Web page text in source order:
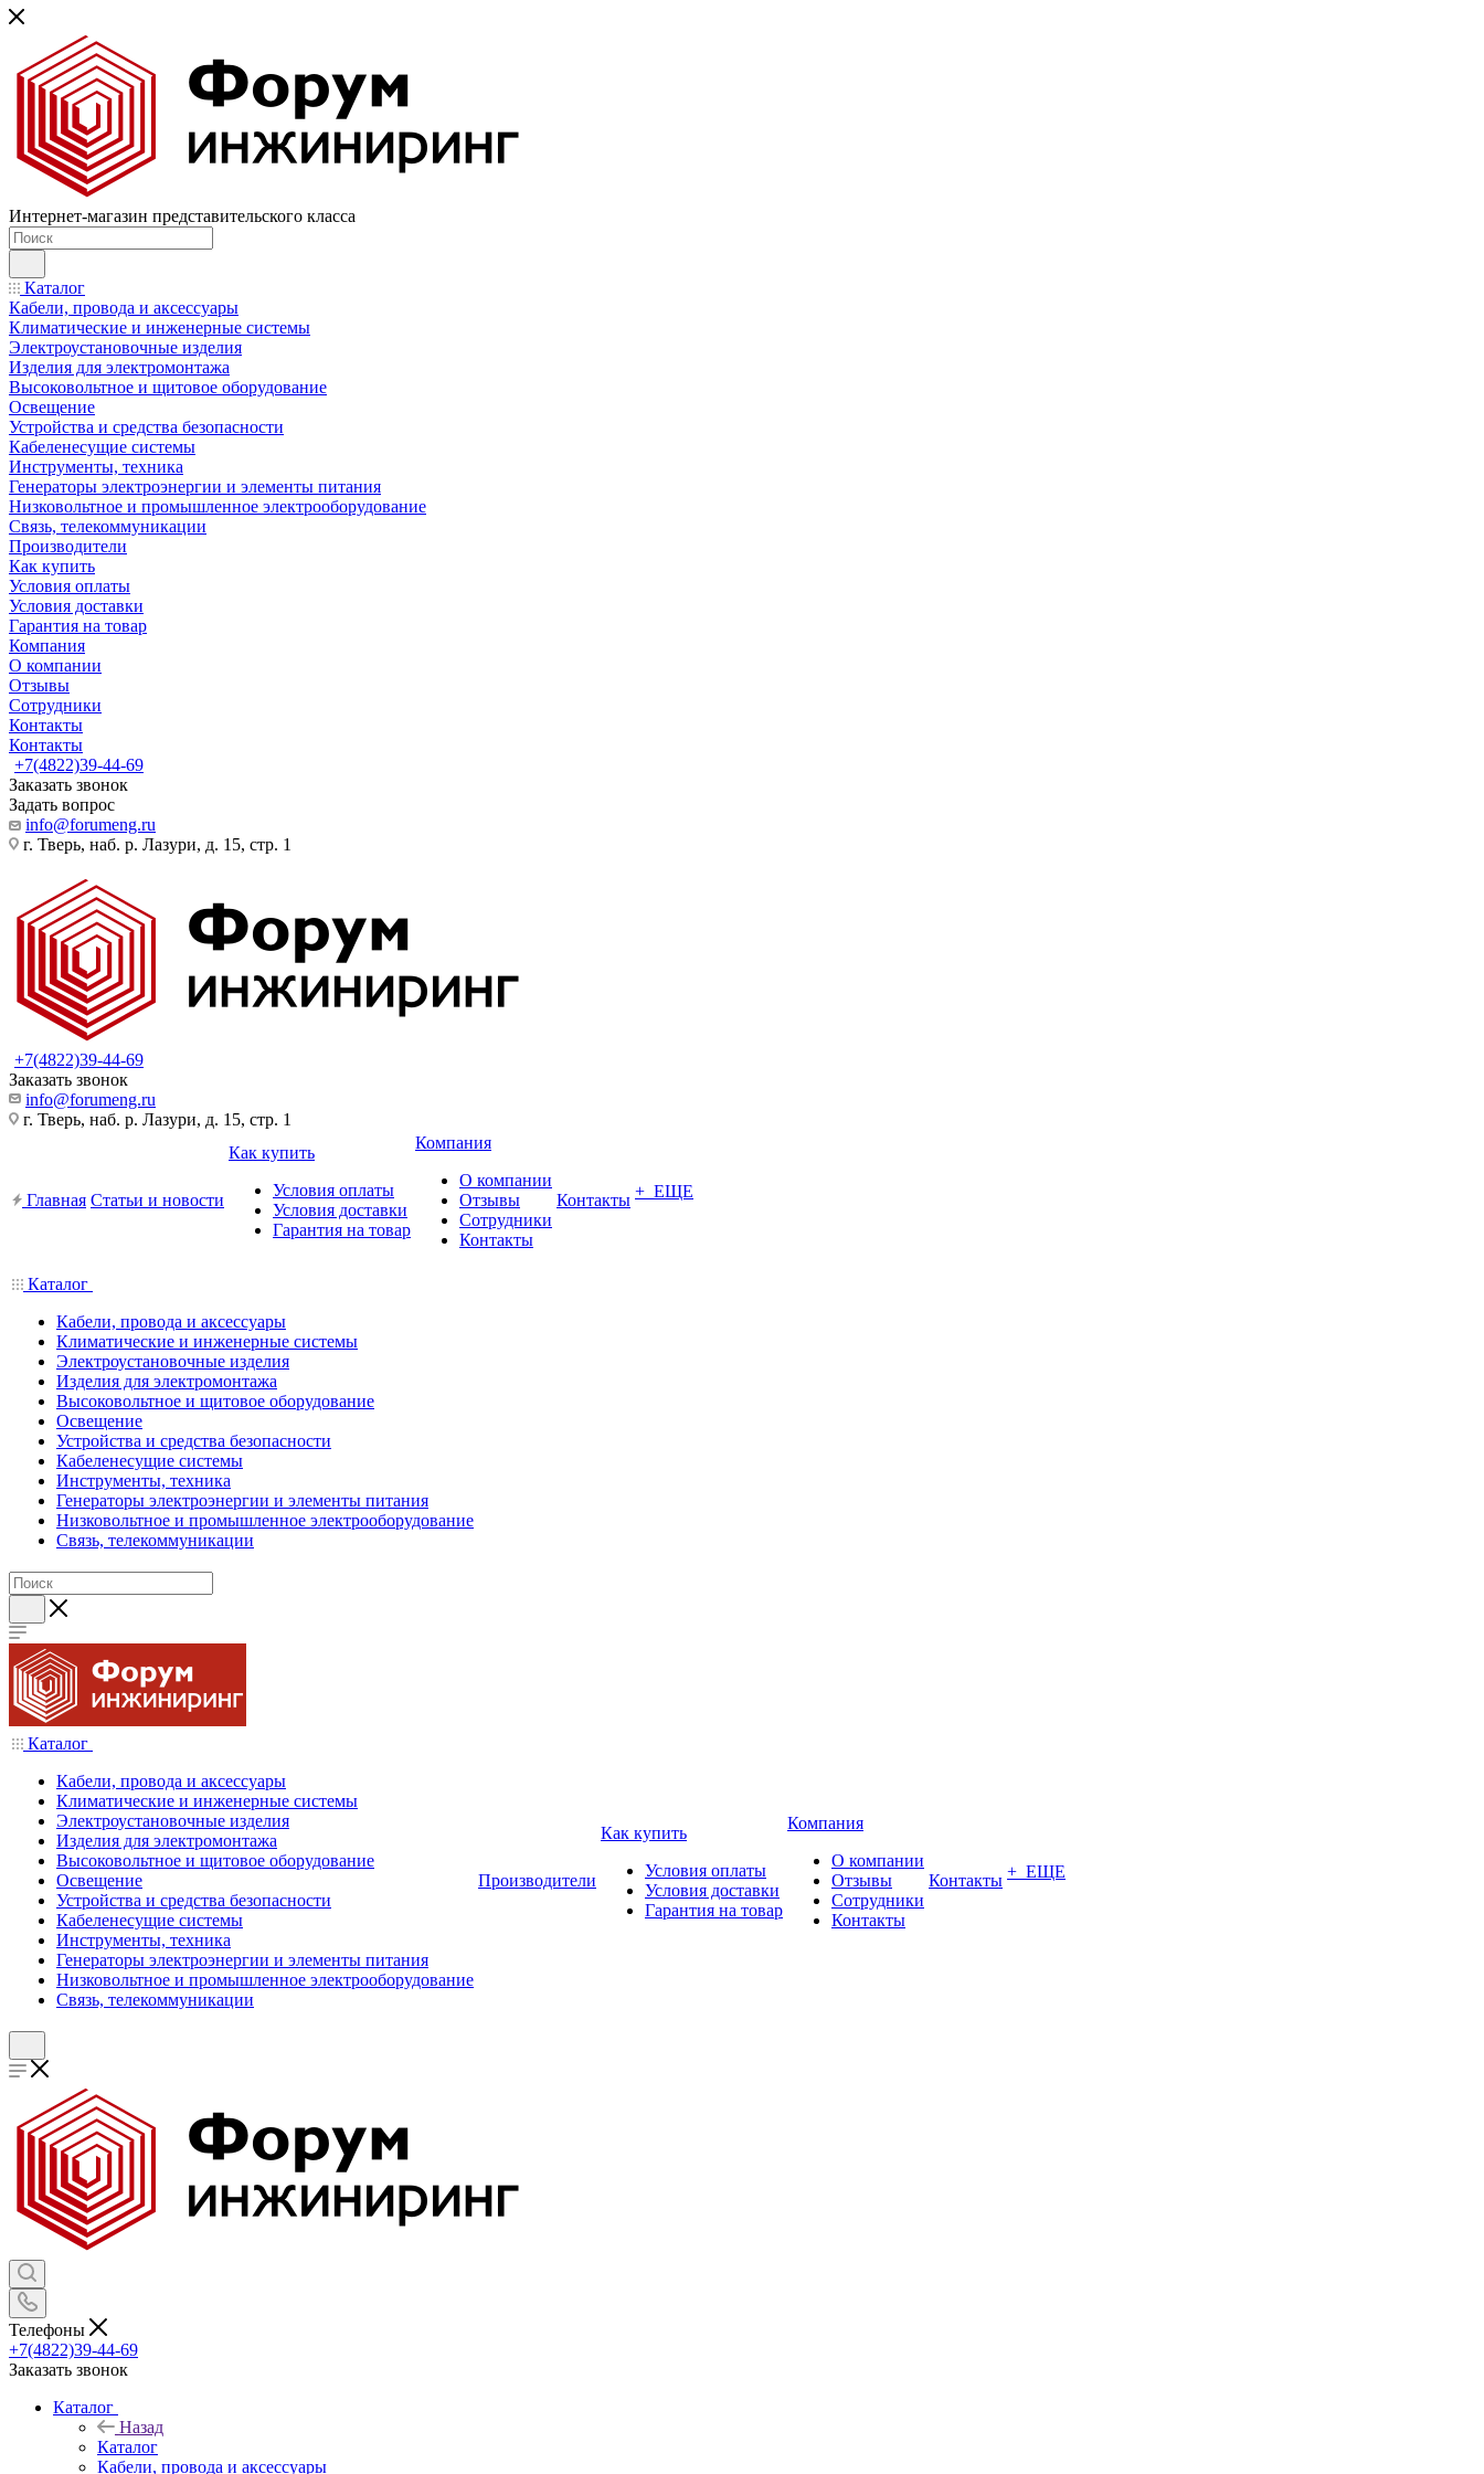
Интернет-магазин представительского класса
Каталог
Кабели, провода и аксессуары
Климатические и инженерные системы
Электроустановочные изделия
Изделия для электромонтажа
Высоковольтное и щитовое оборудование
Освещение
Устройства и средства безопасности
Кабеленесущие системы
Инструменты, техника
Генераторы электроэнергии и элементы питания
Низковольтное и промышленное электрооборудование
Связь, телекоммуникации
Производители
Как купить
Условия оплаты
Условия доставки
Гарантия на товар
Компания
О компании
Отзывы
Сотрудники
Контакты
Контакты
+7(4822)39-44-69
Заказать звонок
Задать вопрос
info@forumeng.ru
г. Тверь, наб. р. Лазури, д. 15, стр. 1
+7(4822)39-44-69
Заказать звонок
info@forumeng.ru
г. Тверь, наб. р. Лазури, д. 15, стр. 1
Главная Статьи и новости
Как купить
Условия оплаты
Условия доставки
Гарантия на товар
Компания
О компании
Отзывы
Сотрудники
Контакты
Контакты + ЕЩЕ
Каталог
Кабели, провода и аксессуары
Климатические и инженерные системы
Электроустановочные изделия
Изделия для электромонтажа
Высоковольтное и щитовое оборудование
Освещение
Устройства и средства безопасности
Кабеленесущие системы
Инструменты, техника
Генераторы электроэнергии и элементы питания
Низковольтное и промышленное электрооборудование
Связь, телекоммуникации
Каталог
Кабели, провода и аксессуары
Климатические и инженерные системы
Электроустановочные изделия
Изделия для электромонтажа
Высоковольтное и щитовое оборудование
Освещение
Устройства и средства безопасности
Кабеленесущие системы
Инструменты, техника
Генераторы электроэнергии и элементы питания
Низковольтное и промышленное электрооборудование
Связь, телекоммуникации
Производители
Как купить
Условия оплаты
Условия доставки
Гарантия на товар
Компания
О компании
Отзывы
Сотрудники
Контакты
Контакты + ЕЩЕ
Телефоны
+7(4822)39-44-69
Заказать звонок
Каталог
Назад
Каталог
Кабели, провода и аксессуары